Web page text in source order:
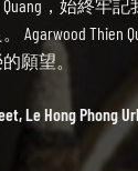
Quang，始終
Agarwood Thien
願望。
Le Hong Phong